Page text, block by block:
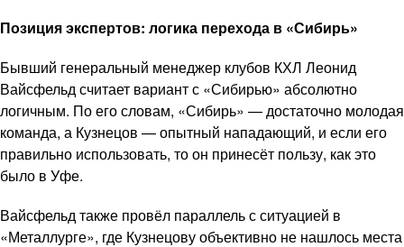
Позиция экспертов: логика перехода в «Сибирь»
Бывший генеральный менеджер клубов КХЛ Леонид
Вайсфельд считает вариант с «Сибирью» абсолютно
логичным. По его словам, «Сибирь» — достаточно молодая
команда, а Кузнецов — опытный нападающий, и если его
правильно использовать, то он принесёт пользу, как это
было в Уфе.
Вайсфельд также провёл параллель с ситуацией в
«Металлурге», где Кузнецову объективно не нашлось места